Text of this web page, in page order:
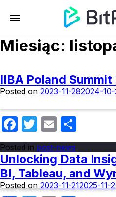
Miesiąc:
IIBA Poland
Posted on 2023-11-282024-10-
Facebook
Twitter
Email
Posted in post-news
Unlocking Data
BI, Tableau, and
Posted on 2023-11-212025-11-